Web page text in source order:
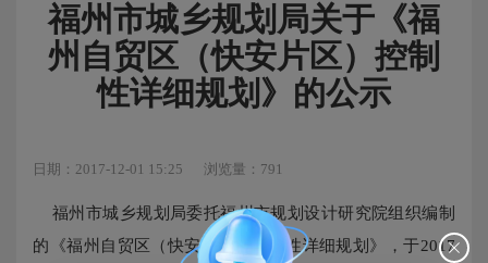
福州市城乡规划局关于《福
州自贸区（快安片区）控制
性详细规划》的公示
日期：2017-12-01 15:25 浏览量：791
福州市城乡规划局委托福州市规划设计研究院组织编制
的《福州自贸区（快安片区）控制性详细规划》，于2017